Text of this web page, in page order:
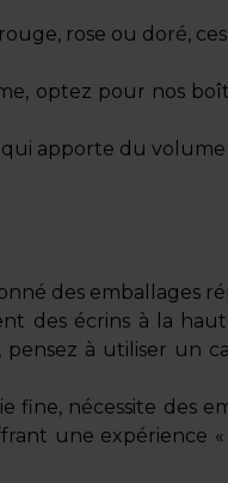
rose ou doré,
optez pour nos
apporte du
des emballages
des écrins à la
à utiliser un
nécessite des
une expérience